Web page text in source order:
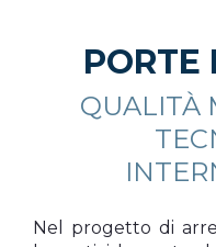
PORTE
QUALITÀ
Nel progetto di